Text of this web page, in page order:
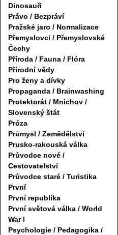
Dinosauři
Právo / Bezpráví
Pražské jaro / Normalizace
Přemyslovci / Přemyslovské
Čechy
Příroda / Fauna / Flóra
Přírodní vědy
Pro ženy a dívky
Propaganda / Brainwashing
Protektorát / Mnichov /
Slovenský štát
Próza
Průmysl / Zemědělství
Prusko-rakouská válka
Průvodce nové /
Cestovatelství
Průvodce staré / Turistika
První
První republika
První světová válka / World
War I
Psychologie / Pedagogika /